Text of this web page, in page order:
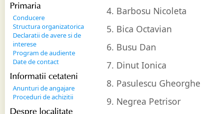
Primaria
Conducere
Structura organizatorica
Declaratii de avere si de
interese
Program de audiente
Date de contact
Informatii cetateni
Anunturi de angajare
Proceduri de achizitii
Despre localitate
4. Barbosu Nicoleta
5. Bica Octavian
6. Busu Dan
7. Dinut Ionica
8. Pasulescu Gheorghe
9. Negrea Petrisor